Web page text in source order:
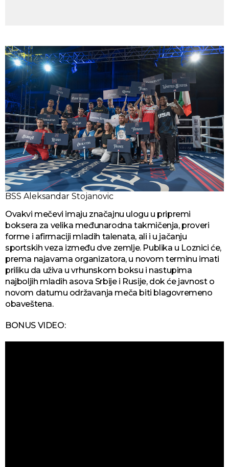
BSS Aleksandar Stojanovic
Ovakvi mečevi imaju značajnu ulogu u pripremi
boksera za velika međunarodna takmičenja, proveri
forme i afirmaciji mladih talenata, ali i u jačanju
sportskih veza između dve zemlje. Publika u Loznici će,
prema najavama organizatora, u novom terminu imati
priliku da uživa u vrhunskom boksu i nastupima
najboljih mladih asova Srbije i Rusije, dok će javnost o
novom datumu održavanja meča biti blagovremeno
obaveštena.
BONUS VIDEO: